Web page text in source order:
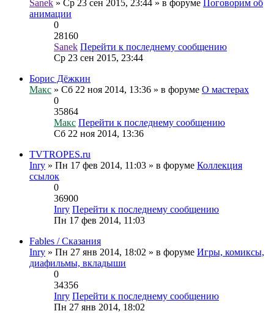
Sanek » Ср 23 сен 2015, 23:44 » в форуме
Поговорим об
анимации
0
28160
Sanek Перейти к последнему сообщению
Ср 23 сен 2015, 23:44
Борис Дёжкин
Макс » Сб 22 ноя 2014, 13:36 » в форуме О мастерах
0
35864
Макс Перейти к последнему сообщению
Сб 22 ноя 2014, 13:36
TVTROPES.ru
Inry » Пн 17 фев 2014, 11:03 » в форуме Коллекция
ссылок
0
36900
Inry Перейти к последнему сообщению
Пн 17 фев 2014, 11:03
Fables / Сказания
Inry » Пн 27 янв 2014, 18:02 » в форуме Игры, комиксы,
диафильмы, вкладыши
0
34356
Inry Перейти к последнему сообщению
Пн 27 янв 2014, 18:02